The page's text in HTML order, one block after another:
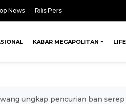
News Rilis Pers
KABAR MEGAPOLITAN
ungkap pencurian ban